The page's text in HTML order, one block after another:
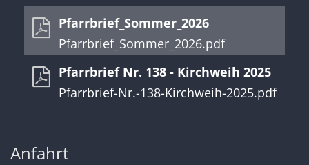
Pfarrbrief_Sommer_2026
Pfarrbrief_Sommer_2026.pdf
Pfarrbrief Nr. 138 - Kirchweih 2025
Pfarrbrief-Nr.-138-Kirchweih-2025.pdf
Anfahrt